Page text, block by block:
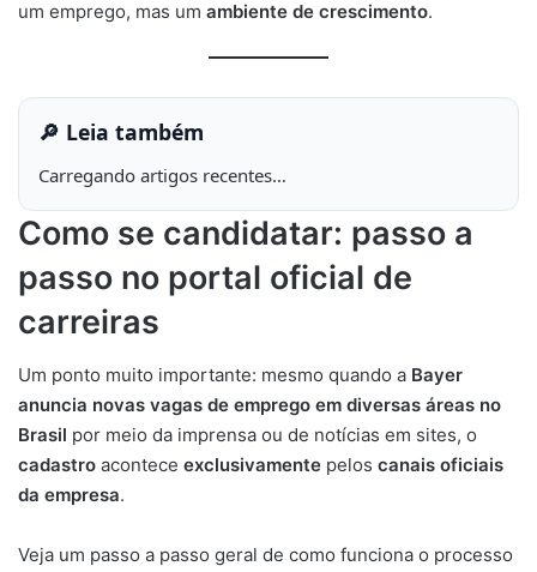
um emprego, mas um ambiente de crescimento.
🔎 Leia também
Carregando artigos recentes…
Como se candidatar: passo a
passo no portal oficial de
carreiras
Um ponto muito importante: mesmo quando a Bayer
anuncia novas vagas de emprego em diversas áreas no
Brasil por meio da imprensa ou de notícias em sites, o
cadastro acontece exclusivamente pelos canais oficiais
da empresa.
Veja um passo a passo geral de como funciona o processo